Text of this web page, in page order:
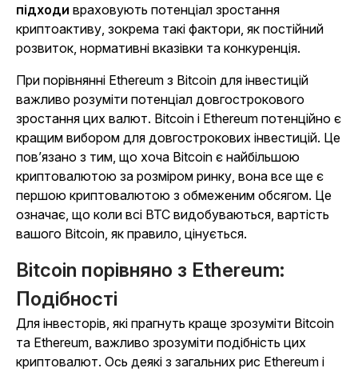
підходи враховують потенціал зростання
криптоактиву, зокрема такі фактори, як постійний
розвиток, нормативні вказівки та конкуренція.
При порівнянні Ethereum з Bitcoin для інвестицій
важливо розуміти потенціал довгострокового
зростання цих валют. Bitcoin і Ethereum потенційно є
кращим вибором для довгострокових інвестицій. Це
пов’язано з тим, що хоча Bitcoin є найбільшою
криптовалютою за розміром ринку, вона все ще є
першою криптовалютою з обмеженим обсягом. Це
означає, що коли всі BTC видобуваються, вартість
вашого Bitcoin, як правило, цінується.
Bitcoin порівняно з Ethereum:
Подібності
Для інвесторів, які прагнуть краще зрозуміти Bitcoin
та Ethereum, важливо зрозуміти подібність цих
криптовалют. Ось деякі з загальних рис Ethereum і